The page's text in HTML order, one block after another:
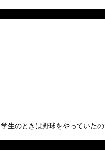
生のときは野球をやっていた